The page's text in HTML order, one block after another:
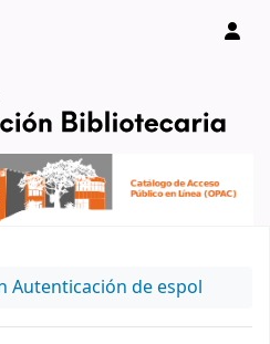
Autenticación de espol